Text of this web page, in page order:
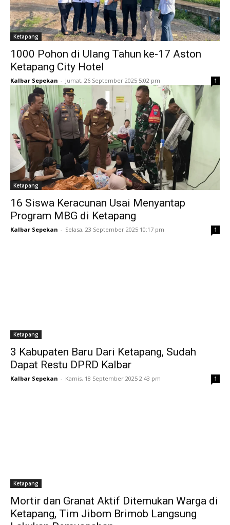
Ketapang
1000 Pohon di Ulang Tahun ke-17 Aston
Ketapang City Hotel
Kalbar Sepekan - Jumat, 26 September 2025 5:02 pm 1
Ketapang
16 Siswa Keracunan Usai Menyantap
Program MBG di Ketapang
Kalbar Sepekan - Selasa, 23 September 2025 10:17 pm 1
Ketapang
3 Kabupaten Baru Dari Ketapang, Sudah
Dapat Restu DPRD Kalbar
Kalbar Sepekan - Kamis, 18 September 2025 2:43 pm 1
Ketapang
Mortir dan Granat Aktif Ditemukan Warga di
Ketapang, Tim Jibom Brimob Langsung